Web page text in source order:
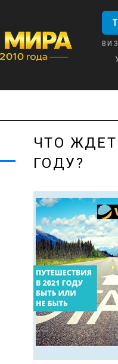
ЧТО ЖДЕТ
ГОДУ?